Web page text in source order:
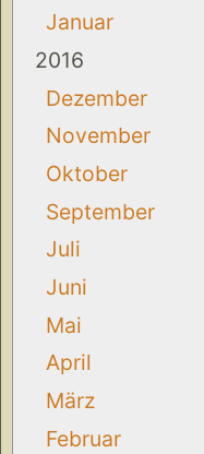
Januar
2016
Dezember
November
Oktober
September
Juli
Juni
Mai
April
März
Februar